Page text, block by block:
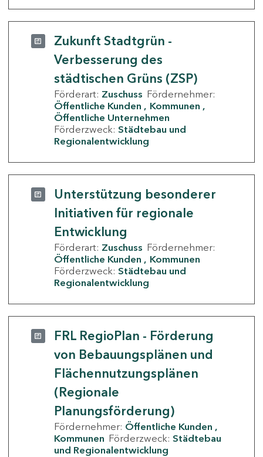
Zukunft Stadtgrün -
Verbesserung des
städtischen Grüns (ZSP)
Förderart: Zuschuss Fördernehmer:
Öffentliche Kunden
Kommunen
Öffentliche Unternehmen
Förderzweck: Städtebau und
Regionalentwicklung
Unterstützung besonderer
Initiativen für regionale
Entwicklung
Förderart: Zuschuss Fördernehmer:
Öffentliche Kunden
Kommunen
Förderzweck: Städtebau und
Regionalentwicklung
FRL RegioPlan - Förderung
von Bebauungsplänen und
Flächennutzungsplänen
(Regionale
Planungsförderung)
Fördernehmer: Öffentliche Kunden
Kommunen Förderzweck: Städtebau
und Regionalentwicklung